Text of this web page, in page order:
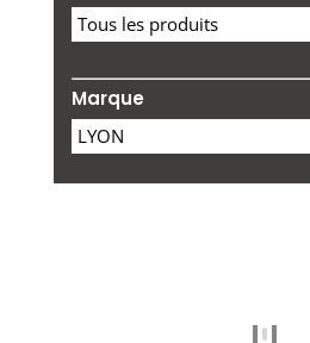
Marque